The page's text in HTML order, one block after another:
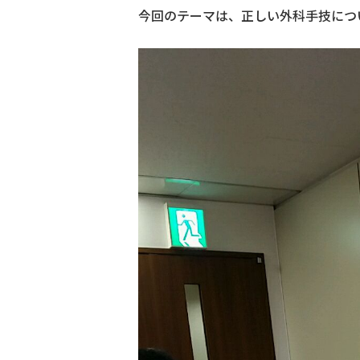
今回のテーマは、正しい外科手技に